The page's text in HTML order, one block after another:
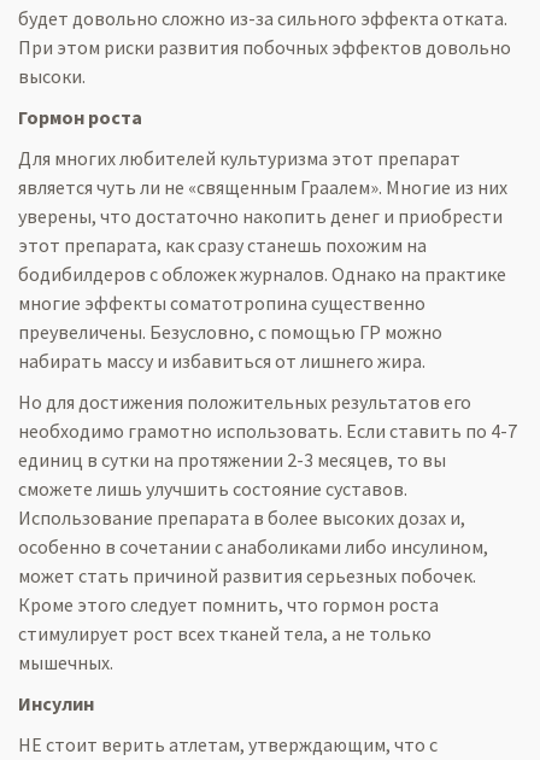
будет довольно сложно из-за сильного эффекта отката.
При этом риски развития побочных эффектов довольно
высоки.
Гормон роста
Для многих любителей культуризма этот препарат
является чуть ли не «священным Граалем». Многие из них
уверены, что достаточно накопить денег и приобрести
этот препарата, как сразу станешь похожим на
бодибилдеров с обложек журналов. Однако на практике
многие эффекты соматотропина существенно
преувеличены. Безусловно, с помощью ГР можно
набирать массу и избавиться от лишнего жира.
Но для достижения положительных результатов его
необходимо грамотно использовать. Если ставить по 4-7
единиц в сутки на протяжении 2-3 месяцев, то вы
сможете лишь улучшить состояние суставов.
Использование препарата в более высоких дозах и,
особенно в сочетании с анаболиками либо инсулином,
может стать причиной развития серьезных побочек.
Кроме этого следует помнить, что гормон роста
стимулирует рост всех тканей тела, а не только
мышечных.
Инсулин
НЕ стоит верить атлетам, утверждающим, что с